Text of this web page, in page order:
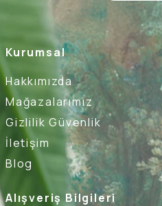
Kurumsal
Hakkımızda
Mağazalarımız
Gizlilik Güvenlik
İletişim
Blog
Alışveriş Bilgileri